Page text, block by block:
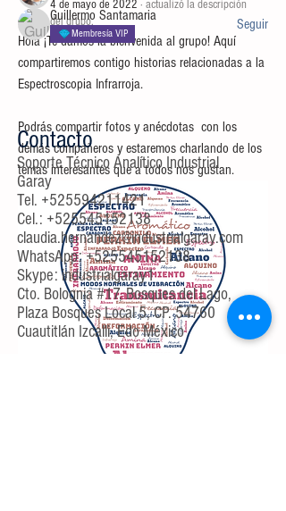
4 de mayo de 2022 · actualizó la descripción
del grupo.
Hola ¡Te damos la bienvenida al grupo! Aquí
compartiremos contigo historias relacionadas a la
Espectroscopia Infrarroja.
Podrás compartir fotos y anécdotas  con los
demás compañeros y estaremos charlando de los
temas interesantes que a todos nos gustan.
Guillermo Santamaria
Membresía VIP
Seguir
Ver todos los miembros (60)
Contacto
Soporte Técnico Analítico Industrial
Garay
Tel. +525594211421
Cel.: +525545152138
claudia.hernandez@industrialgaray.com
WhatsApp:+525545152138
Skype: industrialgaray1
Cto. Bolognia #17, Bosques del Lago,
Plaza Bosques Local 5, CP. 54760
Cuautitlán Izcalli, Edo México